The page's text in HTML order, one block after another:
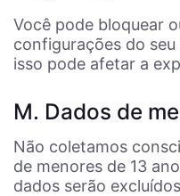
Você pode bloquear
configurações do
isso pode afetar a
M. Dados de
Não coletamos
de menores de 13
dados serão